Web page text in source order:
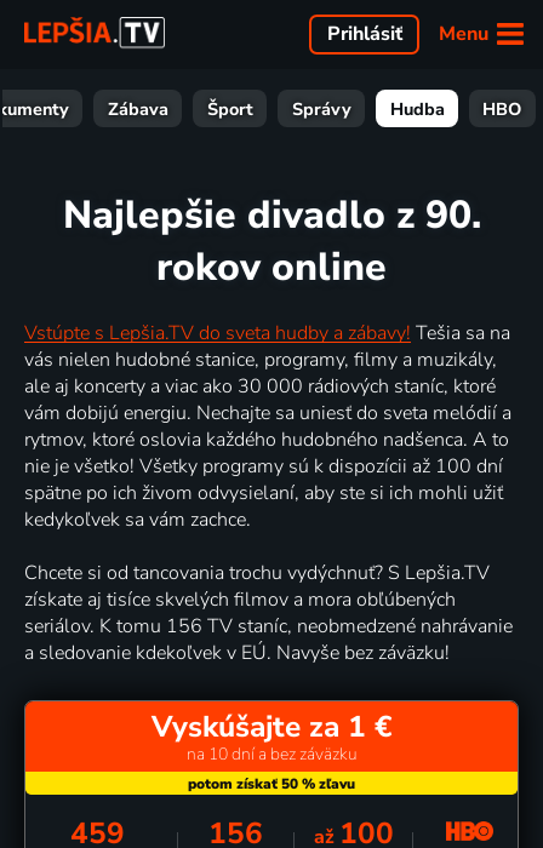
Menu
Prihlásiť
Zábava Šport Správy Hudba HBO
Najlepšie divadlo z 90.
rokov online
Vstúpte s Lepšia.TV do sveta hudby a zábavy! Tešia sa na
vás nielen hudobné stanice, programy, filmy a muzikály,
ale aj koncerty a viac ako 30 000 rádiových staníc, ktoré
vám dobijú energiu. Nechajte sa uniesť do sveta melódií a
rytmov, ktoré oslovia každého hudobného nadšenca. A to
nie je všetko! Všetky programy sú k dispozícii až 100 dní
spätne po ich živom odvysielaní, aby ste si ich mohli užiť
kedykoľvek sa vám zachce.
Chcete si od tancovania trochu vydýchnuť? S Lepšia.TV
získate aj tisíce skvelých filmov a mora obľúbených
seriálov. K tomu 156 TV staníc, neobmedzené nahrávanie
a sledovanie kdekoľvek v EÚ. Navyše bez záväzku!
Vyskúšajte za 1 €
na 10 dní a bez záväzku
459 156 až 100